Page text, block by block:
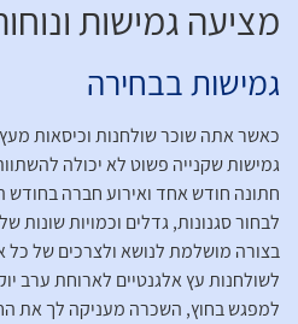
מציעה גמישות
גמישות בבחירה
כאשר אתה שוכר שולחנות וכיסאות
גמישות שקנייה פשוט לא יכולה
חתונה חודש אחד ואירוע חברה
לבחור סגנונות, גדלים וכמויות שונות
בצורה מושלמת לנושא ולצרכים של כל
לשולחנות עץ אלגנטיים לארוחת ערב
למפגש בחוץ, השכרה מעניקה לך את